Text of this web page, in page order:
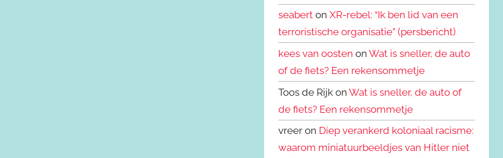
seabert onXR-rebel: “Ik ben lid van een
terroristische organisatie” (persbericht)
kees van oosten onWat is sneller, de auto
of de fiets? Een rekensommetje
Toos de Rijk onWat is sneller, de auto of
de fiets? Een rekensommetje
vreer on Diep verankerd koloniaal racisme:
waarom miniatuurbeeldjes van Hitler niet